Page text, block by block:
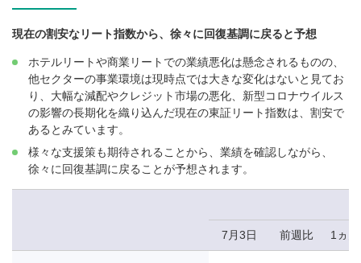
現在の割安なリート指数から、徐々に回復基調に戻ると予想
ホテルリートや商業リートでの業績悪化は懸念されるものの、
他セクターの事業環境は現時点では大きな変化はないと見てお
り、大幅な減配やクレジット市場の悪化、新型コロナウイルス
の影響の長期化を織り込んだ現在の東証リート指数は、割安で
あるとみています。
様々な支援策も期待されることから、業績を確認しながら、
徐々に回復基調に戻ることが予想されます。
7月3日 前週比 1ヵ